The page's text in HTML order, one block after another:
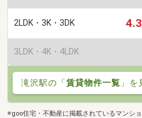
2LDK・3K・3DK 4.3
3LDK・4K・4LDK
滝沢駅の「賃貸物件一覧 」を
※goo住宅・不動産に掲載されているマンシ